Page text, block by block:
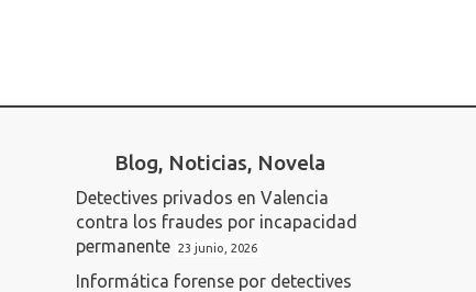
Blog, Noticias, Novela
Detectives privados en Valencia
contra los fraudes por incapacidad
permanente
23 junio, 2026
Informática forense por detectives